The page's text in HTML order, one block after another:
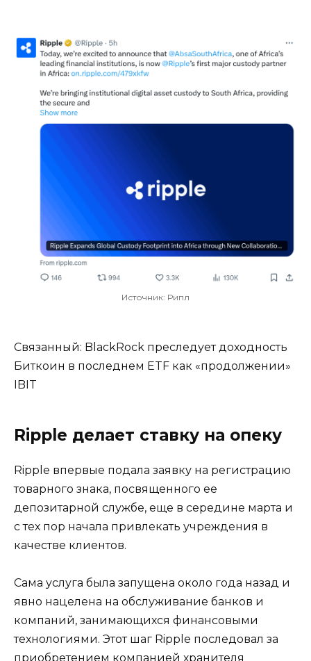
Источник: Рипл
Связанный: BlackRock преследует доходность
Биткоин в последнем ETF как «продолжении»
IBIT
Ripple делает ставку на опеку
Ripple впервые подала заявку на регистрацию
товарного знака, посвященного ее
депозитарной службе, еще в середине марта и
с тех пор начала привлекать учреждения в
качестве клиентов.
Сама услуга была запущена около года назад и
явно нацелена на обслуживание банков и
компаний, занимающихся финансовыми
технологиями. Этот шаг Ripple последовал за
приобретением компанией хранителя